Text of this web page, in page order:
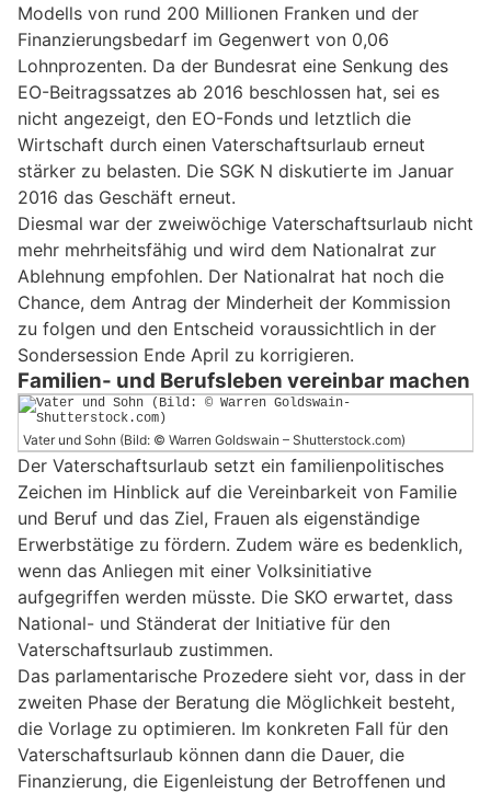
Modells von rund 200 Millionen Franken und der
Finanzierungsbedarf im Gegenwert von 0,06
Lohnprozenten. Da der Bundesrat eine Senkung des
EO-Beitragssatzes ab 2016 beschlossen hat, sei es
nicht angezeigt, den EO-Fonds und letztlich die
Wirtschaft durch einen Vaterschaftsurlaub erneut
stärker zu belasten. Die SGK N diskutierte im Januar
2016 das Geschäft erneut.
Diesmal war der zweiwöchige Vaterschaftsurlaub nicht
mehr mehrheitsfähig und wird dem Nationalrat zur
Ablehnung empfohlen. Der Nationalrat hat noch die
Chance, dem Antrag der Minderheit der Kommission
zu folgen und den Entscheid voraussichtlich in der
Sondersession Ende April zu korrigieren.
Familien- und Berufsleben vereinbar machen
Vater und Sohn (Bild: © Warren Goldswain – Shutterstock.com)
Der Vaterschaftsurlaub setzt ein familienpolitisches
Zeichen im Hinblick auf die Vereinbarkeit von Familie
und Beruf und das Ziel, Frauen als eigenständige
Erwerbstätige zu fördern. Zudem wäre es bedenklich,
wenn das Anliegen mit einer Volksinitiative
aufgegriffen werden müsste. Die SKO erwartet, dass
National- und Ständerat der Initiative für den
Vaterschaftsurlaub zustimmen.
Das parlamentarische Prozedere sieht vor, dass in der
zweiten Phase der Beratung die Möglichkeit besteht,
die Vorlage zu optimieren. Im konkreten Fall für den
Vaterschaftsurlaub können dann die Dauer, die
Finanzierung, die Eigenleistung der Betroffenen und